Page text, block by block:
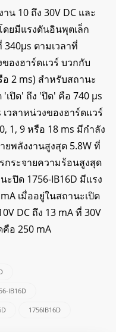
น 10 ถึง 30V DC และ
ยมีแรงดันอินพุตเล็ก
ตามเวลาที่
องฮาร์ดแวร์ บวกกับ
อ 2 ms) สำหรับสถานะ
'เปิด' ถึง 'ปิด' คือ 740 µs
วลาหน่วงของฮาร์ดแวร์
1, 9 หรือ 18 ms มีกำลัง
ยพลังงานสูงสุด 5.8W ที่
กระจายความร้อนสูงสุด
ะปิด 1756-IB16D มีแรง
เมื่ออยู่ในสถานะเปิด
DC ถึง 13 mA ที่ 30V
อ 250 mA
IB16D
1756IB16D